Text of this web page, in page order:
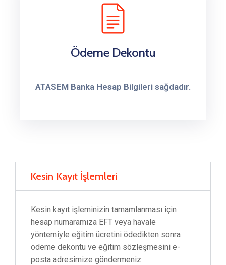
Ödeme Dekontu
ATASEM Banka Hesap Bilgileri sağdadır.
Kesin Kayıt İşlemleri
Kesin kayıt işleminizin tamamlanması için
hesap numaramıza EFT veya havale
yöntemiyle eğitim ücretini ödedikten sonra
ödeme dekontu ve eğitim sözleşmesini e-
posta adresimize göndermeniz